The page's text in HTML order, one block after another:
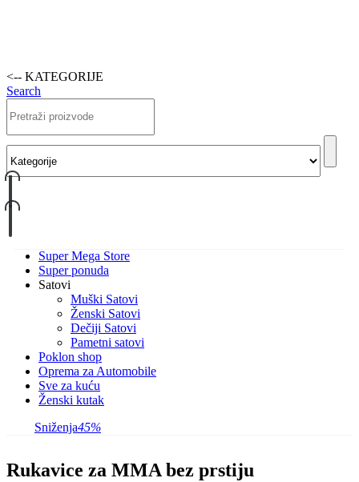
<-- KATEGORIJE
Search
Super Mega Store
Super ponuda
Satovi
Muški Satovi
Ženski Satovi
Dečiji Satovi
Pametni satovi
Poklon shop
Oprema za Automobile
Sve za kuću
Ženski kutak
Sniženja45%
Rukavice za MMA bez prstiju